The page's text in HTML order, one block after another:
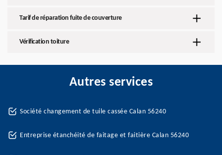
Tarif de réparation fuite de couverture
Vérification toiture
Autres services
Société changement de tuile cassée Calan 56240
Entreprise étanchéité de faitage et faitière Calan 56240